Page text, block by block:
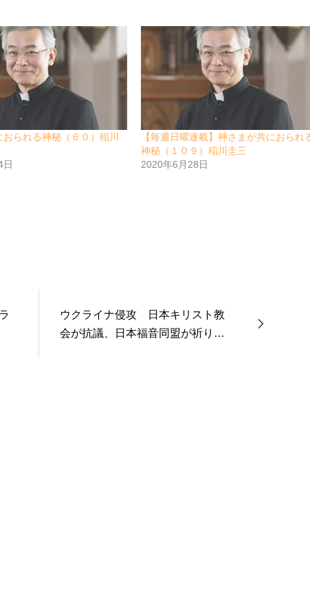
られる神秘（６０）稲川
【毎週日曜連載】神さまが共におられ
神秘（１０９）稲川圭三
2020年6月28日
ウクライナ侵攻 日本キリスト教
会が抗議、日本福音同盟が祈りの